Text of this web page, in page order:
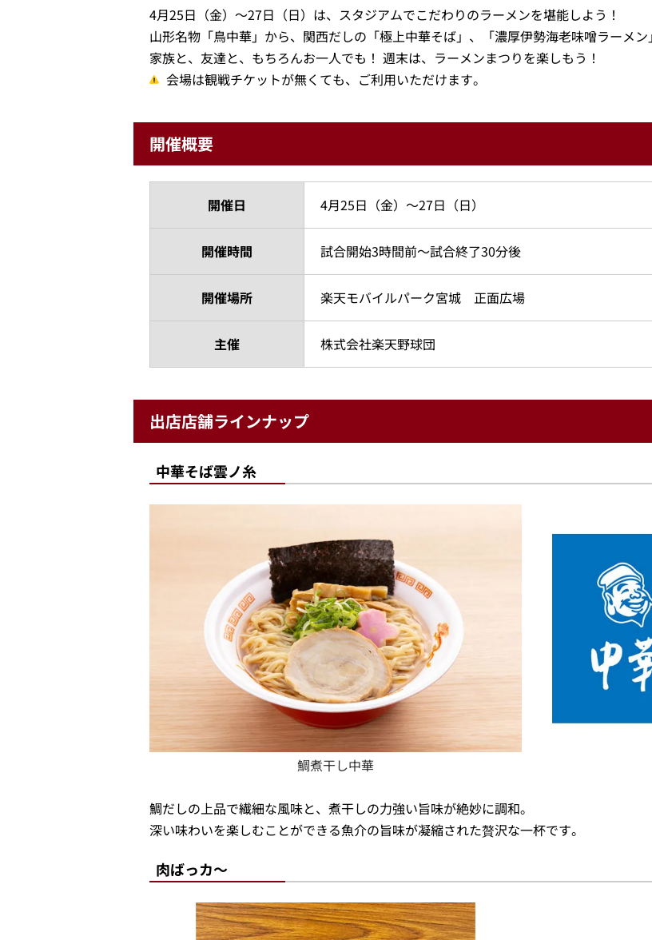
4月25日（金）～27日（日）は、スタジアムでこだわりのラーメンを堪能しよう！
山形名物「鳥中華」から、関西だしの「極上中華そば」、「濃厚伊勢海老味噌ラーメ
家族と、友達と、もちろんお一人でも！ 週末は、ラーメンまつりを楽しもう！
会場は観戦チケットが無くても、ご利用いただけます。
開催概要
開催日 4月25日（金）～27日（日）
開催時間 試合開始3時間前～試合終了30分後
開催場所 楽天モバイルパーク宮城 正面広場
主催 株式会社楽天野球団
出店店舗ラインナップ
中華そば雲ノ糸
鯛煮干し中華
鯛だしの上品で繊細な風味と、煮干しの力強い旨味が絶妙に調和。
深い味わいを楽しむことができる魚介の旨味が凝縮された贅沢な一杯です。
肉ばっカ～